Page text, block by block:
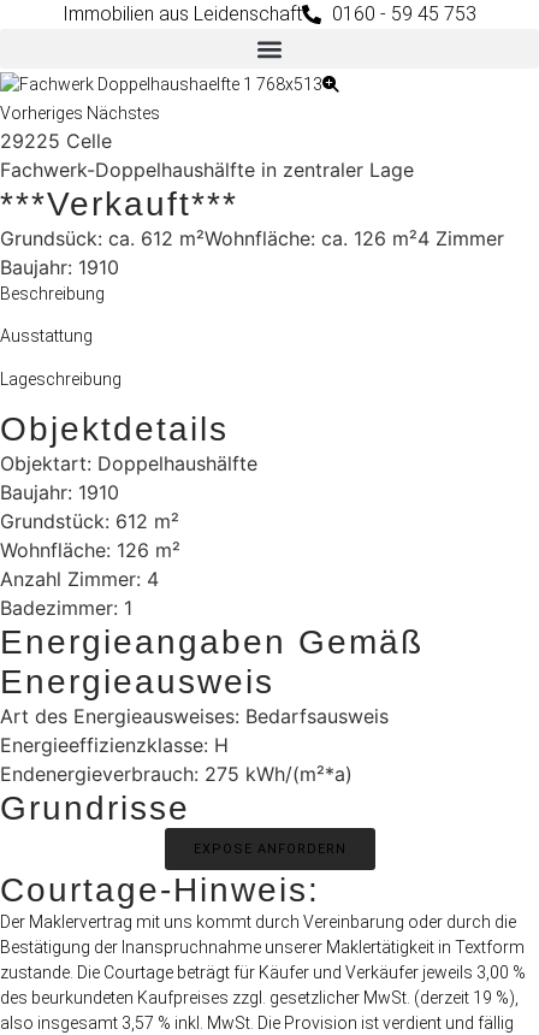
Immobilien aus Leidenschaft 0160 - 59 45 753
Vorheriges Nächstes
29225 Celle
Fachwerk-Doppelhaushälfte in zentraler Lage
***verkauft***
Grundsück: ca. 612 m²Wohnfläche: ca. 126 m²4 Zimmer
Baujahr: 1910
Beschreibung
Ausstattung
Lageschreibung
Objektdetails
Objektart: Doppelhaushälfte
Baujahr: 1910
Grundstück: 612 m²
Wohnfläche: 126 m²
Anzahl Zimmer: 4
Badezimmer: 1
Energieangaben Gemäß
Energieausweis
Art des Energieausweises: Bedarfsausweis
Energieeffizienzklasse: H
Endenergieverbrauch: 275 kWh/(m²*a)
Grundrisse
EXPOSE ANFORDERN
Courtage-Hinweis:
Der Maklervertrag mit uns kommt durch Vereinbarung oder durch die
Bestätigung der Inanspruchnahme unserer Maklertätigkeit in Textform
zustande. Die Courtage beträgt für Käufer und Verkäufer jeweils 3,00 %
des beurkundeten Kaufpreises zzgl. gesetzlicher MwSt. (derzeit 19 %),
also insgesamt 3,57 % inkl. MwSt. Die Provision ist verdient und fällig